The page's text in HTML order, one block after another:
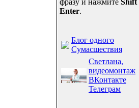
Enter.
Блог одного
Сумасшествия
Светлана,
видеомонтаж
ВКонтакте
Телеграм